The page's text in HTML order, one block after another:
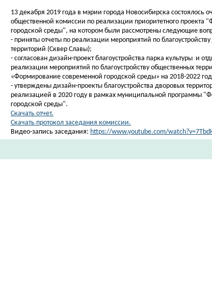
​13 декабря 2019 года в мэрии города Новосибирска состоялось
общественной комиссии по реализации приоритетного проекта
городской среды", на котором были рассмотрены следующие
- приняты отчеты по реализации мероприятий по
территорий (Сквер Славы);
- согласован дизайн-проект благоустройства парка культуры и
реализации мероприятий по благоустройству общественных
«Формирование современной городской среды» на 2018-2022
- утверждены дизайн-проекты благоустройства дворовых
реализацией в 2020 году в рамках муниципальной программы
городской среды".
Скачать отчет.
Скачать протокол заседания комиссии.
Видео-запись заседания: https://www.youtube.com/